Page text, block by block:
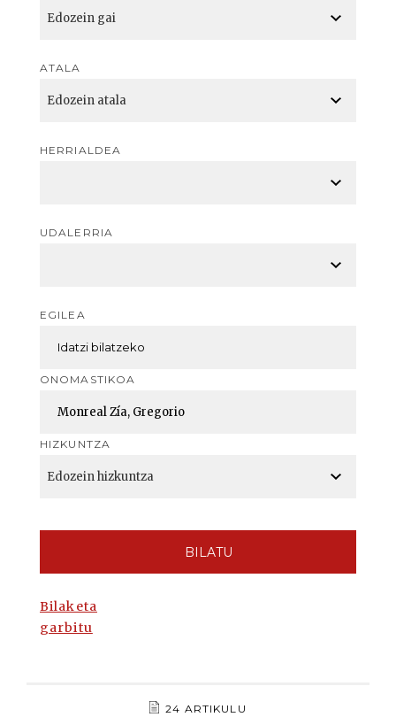
ATALA
HERRIALDEA
UDALERRIA
EGILEA
ONOMASTIKOA
HIZKUNTZA
BILATU
Bilaketa
garbitu
24 ARTIKULU